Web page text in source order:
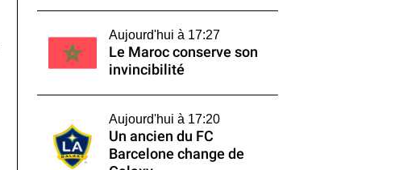
Aujourd'hui à 17:27
Le Maroc conserve son
invincibilité
Aujourd'hui à 17:20
Un ancien du FC
Barcelone change de